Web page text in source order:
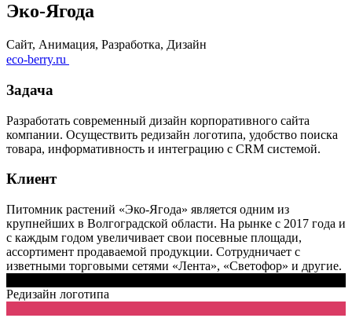
Эко-Ягода
Сайт, Анимация, Разработка, Дизайн
eco-berry.ru
Задача
Разработать современный дизайн корпоративного сайта
компании. Осуществить редизайн логотипа, удобство поиска
товара, информативность и интеграцию с CRM системой.
Клиент
Питомник растений «Эко-Ягода» является одним из
крупнейших в Волгоградской области. На рынке с 2017 года и
с каждым годом увеличивает свои посевные площади,
ассортимент продаваемой продукции. Сотрудничает с
изветными торговыми сетями «Лента», «Светофор» и другие.
Редизайн логотипа